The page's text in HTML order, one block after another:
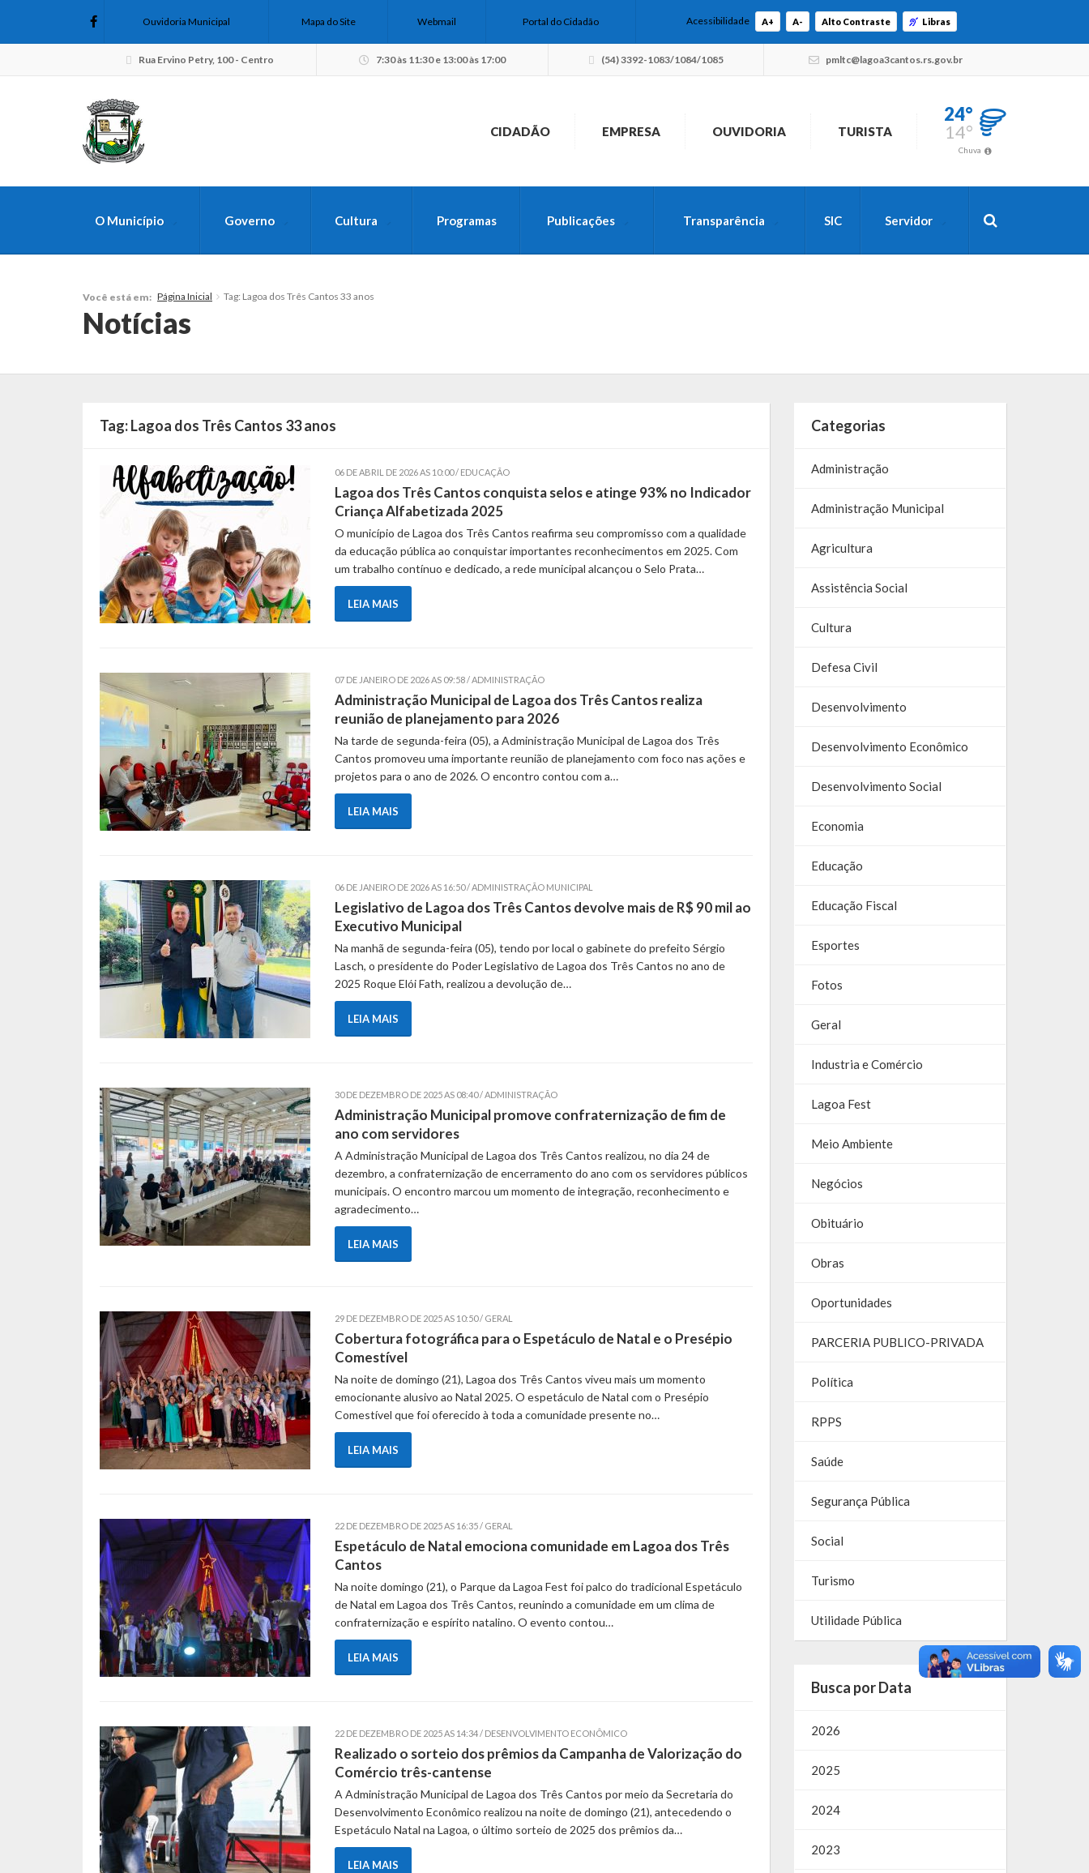
Ouvidoria Municipal Mapa do Site Webmail Portal do Cidadão Acessibilidade A+ A- Alto Contraste Libras
Rua Ervino Petry, 100 - Centro 7:30 às 11:30 e 13:00 às 17:00 (54) 3392-1083/1084/1085 pmltc@lagoa3cantos.rs.gov.br
CIDADÃO EMPRESA OUVIDORIA TURISTA
24°
14°
Chuva
O Município Governo Cultura Programas Publicações Transparência SIC Servidor
Você está em: Página Inicial Tag: Lagoa dos Três Cantos 33 anos
Notícias
Tag:Lagoa dos Três Cantos 33 anos
06 DE ABRIL DE 2026 AS 10:00 / EDUCAÇÃO
Lagoa dos Três Cantos conquista selos e atinge 93% no Indicador
Criança Alfabetizada 2025
O município de Lagoa dos Três Cantos reafirma seu compromisso com a qualidade
da educação pública ao conquistar importantes reconhecimentos em 2025. Com
um trabalho contínuo e dedicado, a rede municipal alcançou o Selo Prata…
LEIA MAIS
07 DE JANEIRO DE 2026 AS 09:58 / ADMINISTRAÇÃO
Administração Municipal de Lagoa dos Três Cantos realiza
reunião de planejamento para 2026
Na tarde de segunda-feira (05), a Administração Municipal de Lagoa dos Três
Cantos promoveu uma importante reunião de planejamento com foco nas ações e
projetos para o ano de 2026. O encontro contou com a…
LEIA MAIS
06 DE JANEIRO DE 2026 AS 16:50 / ADMINISTRAÇÃO MUNICIPAL
Legislativo de Lagoa dos Três Cantos devolve mais de R$ 90 mil ao
Executivo Municipal
Na manhã de segunda-feira (05), tendo por local o gabinete do prefeito Sérgio
Lasch, o presidente do Poder Legislativo de Lagoa dos Três Cantos no ano de
2025 Roque Elói Fath, realizou a devolução de…
LEIA MAIS
30 DE DEZEMBRO DE 2025 AS 08:40 / ADMINISTRAÇÃO
Administração Municipal promove confraternização de fim de
ano com servidores
A Administração Municipal de Lagoa dos Três Cantos realizou, no dia 24 de
dezembro, a confraternização de encerramento do ano com os servidores públicos
municipais. O encontro marcou um momento de integração, reconhecimento e
agradecimento…
LEIA MAIS
29 DE DEZEMBRO DE 2025 AS 10:50 / GERAL
Cobertura fotográfica para o Espetáculo de Natal e o Presépio
Comestível
Na noite de domingo (21), Lagoa dos Três Cantos viveu mais um momento
emocionante alusivo ao Natal 2025. O espetáculo de Natal com o Presépio
Comestível que foi oferecido à toda a comunidade presente no…
LEIA MAIS
22 DE DEZEMBRO DE 2025 AS 16:35 / GERAL
Espetáculo de Natal emociona comunidade em Lagoa dos Três
Cantos
Na noite domingo (21), o Parque da Lagoa Fest foi palco do tradicional Espetáculo
de Natal em Lagoa dos Três Cantos, reunindo a comunidade em um clima de
confraternização e espírito natalino. O evento contou…
LEIA MAIS
22 DE DEZEMBRO DE 2025 AS 14:34 / DESENVOLVIMENTO ECONÔMICO
Realizado o sorteio dos prêmios da Campanha de Valorização do
Comércio três-cantense
A Administração Municipal de Lagoa dos Três Cantos por meio da Secretaria do
Desenvolvimento Econômico realizou na noite de domingo (21), antecedendo o
Espetáculo Natal na Lagoa, o último sorteio de 2025 dos prêmios da…
LEIA MAIS
Categorias
Administração
Administração Municipal
Agricultura
Assistência Social
Cultura
Defesa Civil
Desenvolvimento
Desenvolvimento Econômico
Desenvolvimento Social
Economia
Educação
Educação Fiscal
Esportes
Fotos
Geral
Industria e Comércio
Lagoa Fest
Meio Ambiente
Negócios
Obituário
Obras
Oportunidades
PARCERIA PUBLICO-PRIVADA
Política
RPPS
Saúde
Segurança Pública
Social
Turismo
Utilidade Pública
Busca por Data
2026
2025
2024
2023